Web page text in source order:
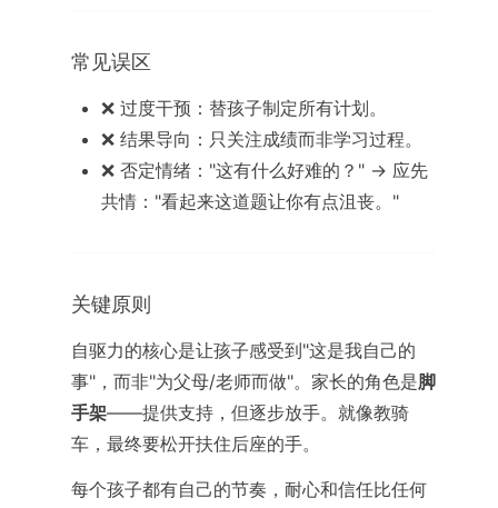
常见误区
❌ 过度干预：替孩子制定所有计划。
❌ 结果导向：只关注成绩而非学习过程。
❌ 否定情绪："这有什么好难的？" → 应先
共情："看起来这道题让你有点沮丧。"
关键原则
自驱力的核心是让孩子感受到"这是我自己的
事"，而非"为父母/老师而做"。家长的角色是脚
手架——提供支持，但逐步放手。就像教骑
车，最终要松开扶住后座的手。
每个孩子都有自己的节奏，耐心和信任比任何